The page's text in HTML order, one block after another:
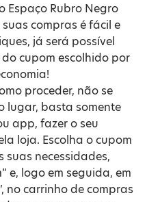
Espaço Rubro Negro
compras é fácil e
já será possível
cupom escolhido por
proceder, não se
lugar, basta somente
app, fazer o seu
loja. Escolha o cupom
necessidades,
e, logo em seguida, em
no carrinho de compras